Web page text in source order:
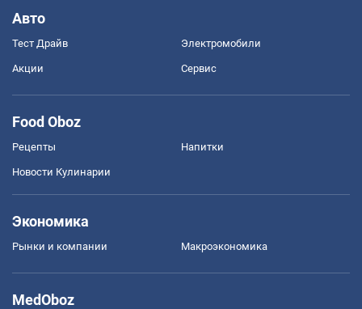
Авто
Тест Драйв Электромобили
Акции Сервис
Food Oboz
Рецепты Напитки
Новости Кулинарии
Экономика
Рынки и компании Mакроэкономика
MedOboz